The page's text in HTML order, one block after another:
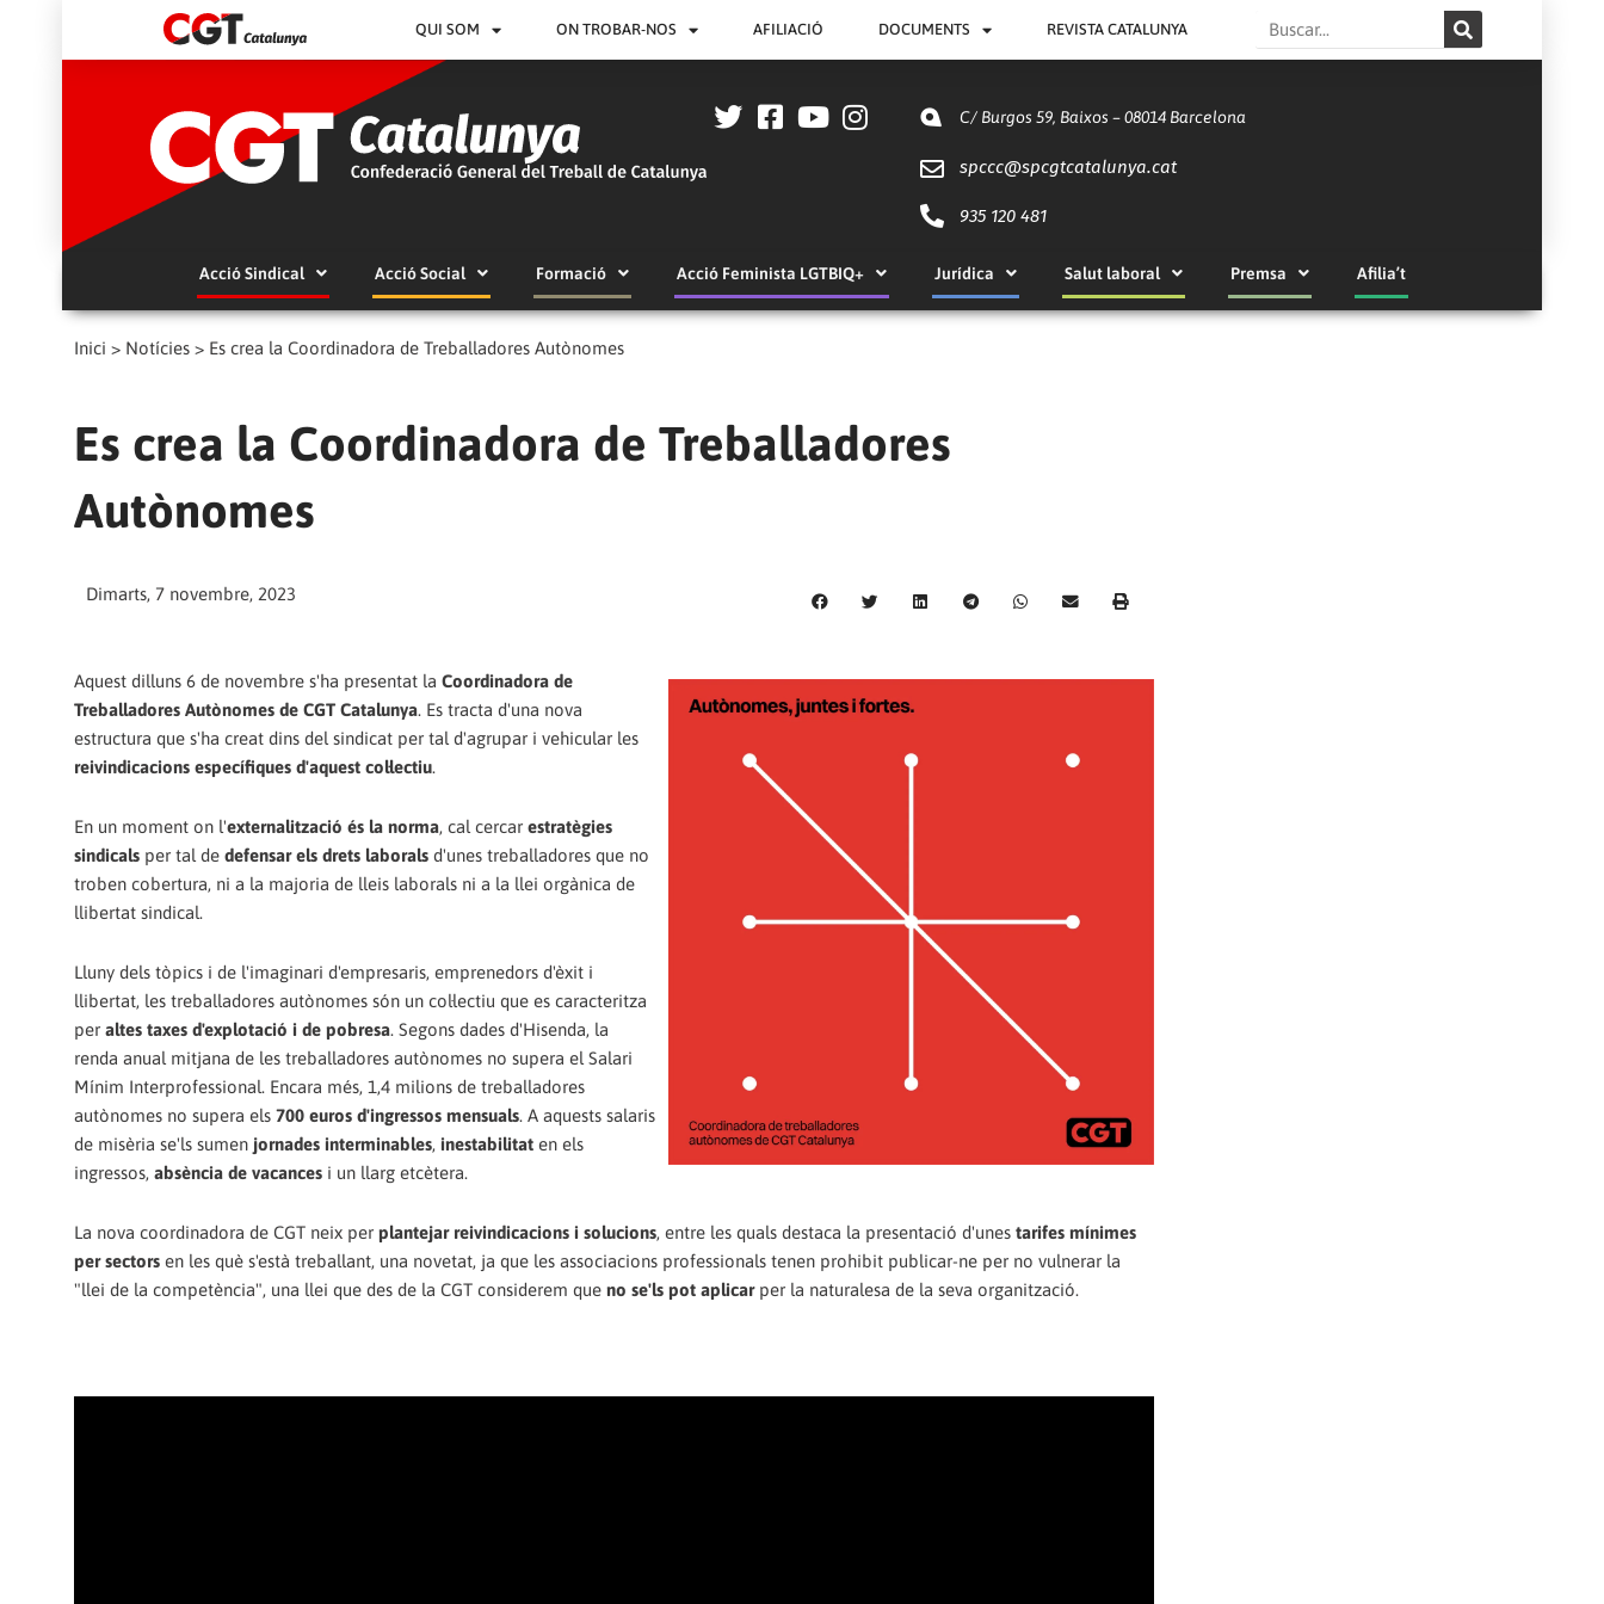
QUI SOM ON TROBAR-NOS AFILIACIÓ DOCUMENTS REVISTA CATALUNYA Search
C/ Burgos 59, Baixos – 08014 Barcelona
spccc@spcgtcatalunya.cat
935 120 481
Acció Sindical Acció Social Formació Acció Feminista LGTBIQ+ Jurídica Salut laboral Premsa Afilia’t
Inici > Notícies > Es crea la Coordinadora de Treballadores Autònomes
Es crea la Coordinadora de Treballadores
Autònomes
Dimarts, 7 novembre, 2023
Aquest dilluns 6 de novembre s'ha presentat la Coordinadora de
Treballadores Autònomes de CGT Catalunya. Es tracta d'una nova
estructura que s'ha creat dins del sindicat per tal d'agrupar i vehicular les
reivindicacions específiques d'aquest col·lectiu.
En un moment on l'externalització és la norma, cal cercar estratègies
sindicals per tal de defensar els drets laborals d'unes treballadores que no
troben cobertura, ni a la majoria de lleis laborals ni a la llei orgànica de
llibertat sindical.
Lluny dels tòpics i de l'imaginari d'empresaris, emprenedors d'èxit i
llibertat, les treballadores autònomes són un col·lectiu que es caracteritza
per altes taxes d'explotació i de pobresa. Segons dades d'Hisenda, la
renda anual mitjana de les treballadores autònomes no supera el Salari
Mínim Interprofessional. Encara més, 1,4 milions de treballadores
autònomes no supera els 700 euros d'ingressos mensuals. A aquests salaris
de misèria se'ls sumen jornades interminables, inestabilitat en els
ingressos, absència de vacances i un llarg etcètera.
La nova coordinadora de CGT neix per plantejar reivindicacions i solucions, entre les quals destaca la presentació d'unes tarifes mínimes
per sectors en les què s'està treballant, una novetat, ja que les associacions professionals tenen prohibit publicar-ne per no vulnerar la
"llei de la competència", una llei que des de la CGT considerem que no se'ls pot aplicarper la naturalesa de la seva organització.